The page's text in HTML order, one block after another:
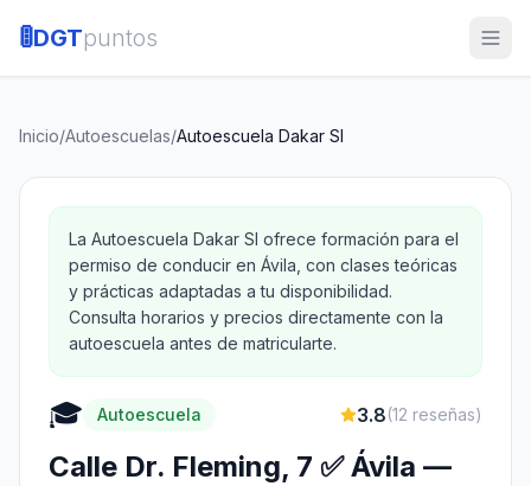
🚦DGTpuntos
Inicio/Autoescuelas/Autoescuela Dakar Sl
La Autoescuela Dakar Sl ofrece formación para el
permiso de conducir en Ávila, con clases teóricas
y prácticas adaptadas a tu disponibilidad.
Consulta horarios y precios directamente con la
autoescuela antes de matricularte.
🎓 Autoescuela 3.8(12 reseñas)
Calle Dr. Fleming, 7 ✅ Ávila —